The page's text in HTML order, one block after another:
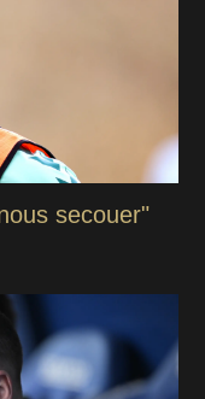
secouer"